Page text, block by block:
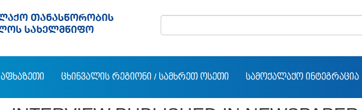
ᲐᲤᲮᲐᲖᲔᲗᲘ ᲪᲮᲘᲜᲕᲐᲚᲘᲡ ᲠᲔᲒᲘᲝᲜᲘ / ᲡᲐᲛᲮᲠᲔᲗ ᲝᲡᲔᲗᲘ ᲡᲐᲛᲝᲥᲐᲚᲐᲥᲝ ᲘᲜᲢᲔᲒᲠᲐᲪᲘᲐ